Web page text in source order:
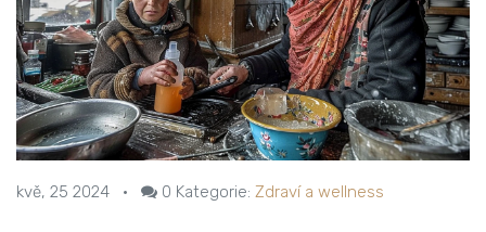
kvě, 25 2024 • 0 Kategorie: Zdraví a wellness